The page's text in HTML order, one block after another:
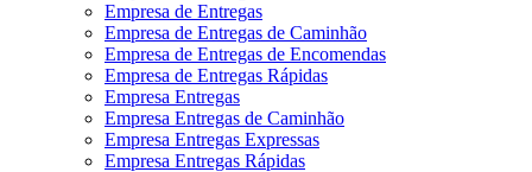
Empresa de Entregas
Empresa de Entregas de Caminhão
Empresa de Entregas de Encomendas
Empresa de Entregas Rápidas
Empresa Entregas
Empresa Entregas de Caminhão
Empresa Entregas Expressas
Empresa Entregas Rápidas